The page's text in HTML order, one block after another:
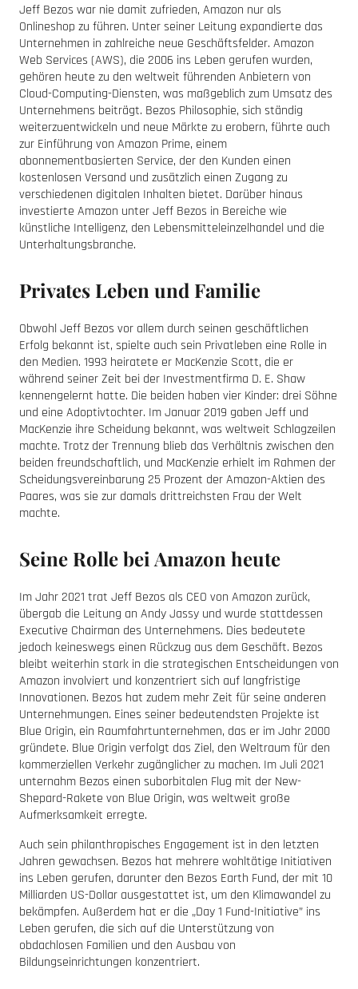
Jeff Bezos war nie damit zufrieden, Amazon nur als
Onlineshop zu führen. Unter seiner Leitung expandierte das
Unternehmen in zahlreiche neue Geschäftsfelder. Amazon
Web Services (AWS), die 2006 ins Leben gerufen wurden,
gehören heute zu den weltweit führenden Anbietern von
Cloud-Computing-Diensten, was maßgeblich zum Umsatz des
Unternehmens beiträgt. Bezos Philosophie, sich ständig
weiterzuentwickeln und neue Märkte zu erobern, führte auch
zur Einführung von Amazon Prime, einem
abonnementbasierten Service, der den Kunden einen
kostenlosen Versand und zusätzlich einen Zugang zu
verschiedenen digitalen Inhalten bietet. Darüber hinaus
investierte Amazon unter Jeff Bezos in Bereiche wie
künstliche Intelligenz, den Lebensmitteleinzelhandel und die
Unterhaltungsbranche.
Privates Leben und Familie
Obwohl Jeff Bezos vor allem durch seinen geschäftlichen
Erfolg bekannt ist, spielte auch sein Privatleben eine Rolle in
den Medien. 1993 heiratete er MacKenzie Scott, die er
während seiner Zeit bei der Investmentfirma D. E. Shaw
kennengelernt hatte. Die beiden haben vier Kinder: drei Söhne
und eine Adoptivtochter. Im Januar 2019 gaben Jeff und
MacKenzie ihre Scheidung bekannt, was weltweit Schlagzeilen
machte. Trotz der Trennung blieb das Verhältnis zwischen den
beiden freundschaftlich, und MacKenzie erhielt im Rahmen der
Scheidungsvereinbarung 25 Prozent der Amazon-Aktien des
Paares, was sie zur damals drittreichsten Frau der Welt
machte.
Seine Rolle bei Amazon heute
Im Jahr 2021 trat Jeff Bezos als CEO von Amazon zurück,
übergab die Leitung an Andy Jassy und wurde stattdessen
Executive Chairman des Unternehmens. Dies bedeutete
jedoch keineswegs einen Rückzug aus dem Geschäft. Bezos
bleibt weiterhin stark in die strategischen Entscheidungen von
Amazon involviert und konzentriert sich auf langfristige
Innovationen. Bezos hat zudem mehr Zeit für seine anderen
Unternehmungen. Eines seiner bedeutendsten Projekte ist
Blue Origin, ein Raumfahrtunternehmen, das er im Jahr 2000
gründete. Blue Origin verfolgt das Ziel, den Weltraum für den
kommerziellen Verkehr zugänglicher zu machen. Im Juli 2021
unternahm Bezos einen suborbitalen Flug mit der New-
Shepard-Rakete von Blue Origin, was weltweit große
Aufmerksamkeit erregte.
Auch sein philanthropisches Engagement ist in den letzten
Jahren gewachsen. Bezos hat mehrere wohltätige Initiativen
ins Leben gerufen, darunter den Bezos Earth Fund, der mit 10
Milliarden US-Dollar ausgestattet ist, um den Klimawandel zu
bekämpfen. Außerdem hat er die „Day 1 Fund-Initiative” ins
Leben gerufen, die sich auf die Unterstützung von
obdachlosen Familien und den Ausbau von
Bildungseinrichtungen konzentriert.